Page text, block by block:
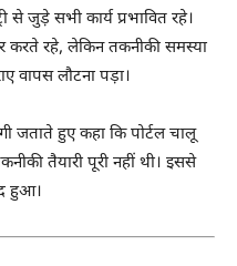
से जुड़े सभी कार्य प्रभावित रहे।
करते रहे, लेकिन तकनीकी समस्या
वापस लौटना पड़ा।
जताते हुए कहा कि पोर्टल चालू
तैयारी पूरी नहीं थी। इससे
हुआ।